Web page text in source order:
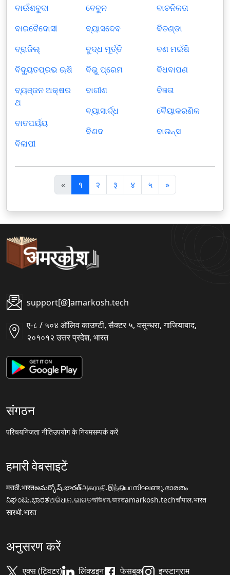
ବାଉଁଶବୁଦା
ବାରବୈଦୋସୀ
ବ୍ରାଜିଲ୍
ବିଦ୍ୟୁତପ୍ରଭ ଋଷି
ବ୍ୟଞ୍ଜନ ଅକ୍ଷର
ଥ
ବାତପର୍ୟୟ
ବିଳାପୀ
ବେବୁନ
ବ୍ୟାସଦେବ
ବୁଦ୍ଧ ମୂର୍ତ୍ତି
ବିଭୁ ପ୍ରେମ
ବାଗୀଶ
ବ୍ୟାସାର୍ଦ୍ଧ
ବିଶଦ
ବାଚନିକତା
ବିତଣ୍ଡା
ବଣ ମଇଁଷି
ବିଧବାପଣ
ବିଜ୍ଞତା
ବୈୟାକରଣିକ
ବାଉନ୍ସ
«पि
छ
ला
१ २ ३ ४ ५ »अ
ग
ला
support[@]amarkosh.tech
ए-८ / ५०४ ऑलिव काउण्टी, सैक्टर ५, वसुन्धरा, गाजियाबाद,
२०१०१२ उत्तर प्रदेश, भारत
संगठन
परिचयनिजता नीतिउपयोग के नियमसम्पर्क करें
हमारी वेबसाइटें
मराठी.भारतఅమర్కోష్.భారత్அகராதி.இந்தியாനിഘണ്ടു.ഭാരതം
ನಿಘಂಟು.ಭಾರತଅଭିଧାନ.ଭାରତঅভিধান.ভারতamarkosh.techचौपाल.भारत
सारथी.भारत
अनुसरण करें
एक्स (ट्विटर) लिंक्डइन फेसबुक इन्स्टाग्राम